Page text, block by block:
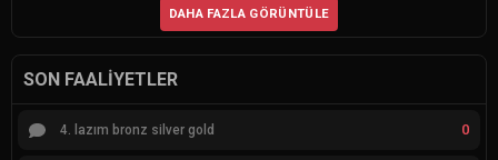
DAHA FAZLA GÖRÜNTÜLE
SON FAALIYETLER
4. lazım bronz silver gold 0